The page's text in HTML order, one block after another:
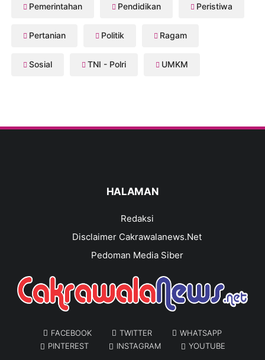
Pemerintahan Pendidikan Peristiwa
Pertanian Politik Ragam
Sosial TNI - Polri UMKM
HALAMAN
Redaksi
Disclaimer Cakrawalanews.Net
Pedoman Media Siber
FACEBOOK TWITTER
WHATSAPP
PINTEREST
INSTAGRAM YOUTUBE